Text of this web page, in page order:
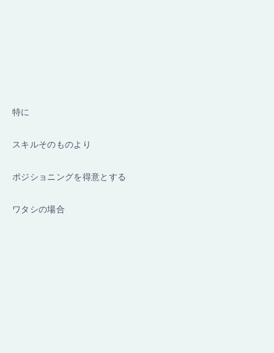
特に
スキルそのものより
ポジショニングを得意とする
ワタシの場合